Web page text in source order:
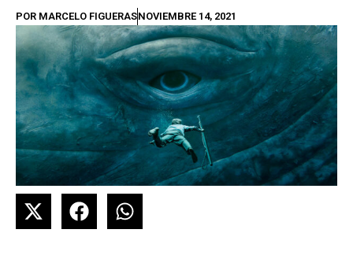
POR MARCELO FIGUERASNOVIEMBRE 14, 2021